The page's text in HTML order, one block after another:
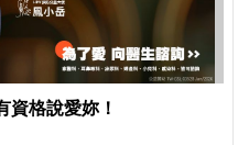
資格說愛妳！